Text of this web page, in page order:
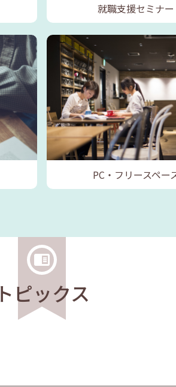
就職支援セミナー
PC・フリースペー
トピックス